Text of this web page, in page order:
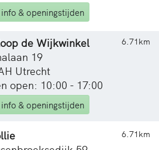
info & openingstijden
6.71km
de Wijkwinkel
19
Utrecht
open: 10:00 - 17:00
info & openingstijden
6.71km